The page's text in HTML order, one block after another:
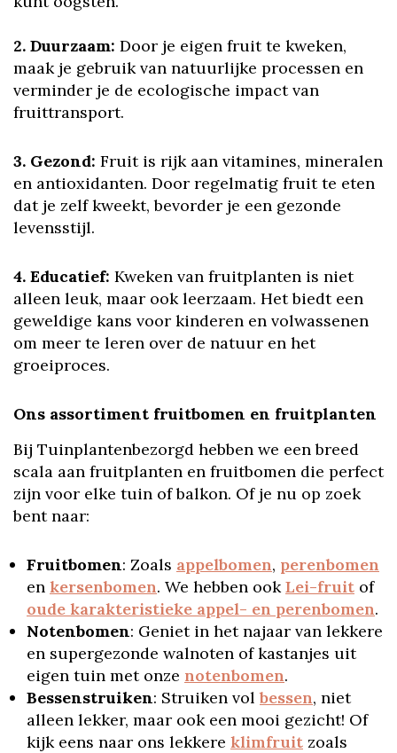
2. Duurzaam: Door je eigen fruit te kweken,
maak je gebruik van natuurlijke processen en
verminder je de ecologische impact van
fruittransport.
3. Gezond: Fruit is rijk aan vitamines, mineralen
en antioxidanten. Door regelmatig fruit te eten
dat je zelf kweekt, bevorder je een gezonde
levensstijl.
4. Educatief: Kweken van fruitplanten is niet
alleen leuk, maar ook leerzaam. Het biedt een
geweldige kans voor kinderen en volwassenen
om meer te leren over de natuur en het
groeiproces.
Ons assortiment fruitbomen en fruitplanten
Bij Tuinplantenbezorgd hebben we een breed
scala aan fruitplanten en fruitbomen die perfect
zijn voor elke tuin of balkon. Of je nu op zoek
bent naar:
Fruitbomen: Zoals appelbomen, perenbomen
en kersenbomen. We hebben ookLei-fruit of
oude karakteristieke appel- en perenbomen.
Notenbomen: Geniet in het najaar van lekkere
en supergezonde walnoten of kastanjes uit
eigen tuin met onze notenbomen.
Bessenstruiken: Struiken volbessen, niet
alleen lekker, maar ook een mooi gezicht! Of
kijk eens naar ons lekkere klimfruit zoals